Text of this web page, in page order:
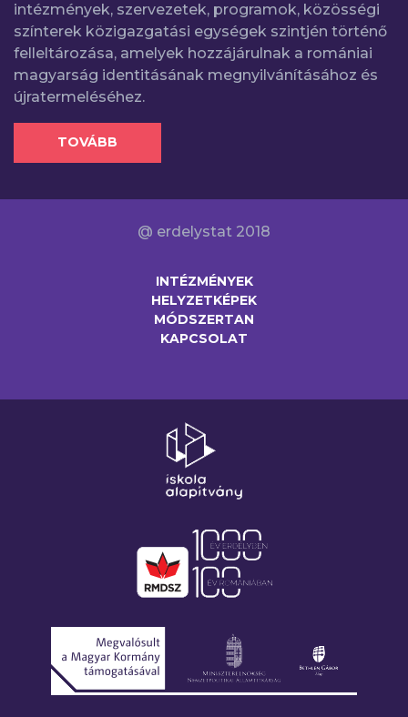
intézmények, szervezetek, programok, közösségi
színterek közigazgatási egységek szintjén történő
felleltározása, amelyek hozzájárulnak a romániai
magyarság identitásának megnyilvánításához és
újratermeléséhez.
TOVÁBB
@ erdelystat 2018
INTÉZMÉNYEK
HELYZETKÉPEK
MÓDSZERTAN
KAPCSOLAT